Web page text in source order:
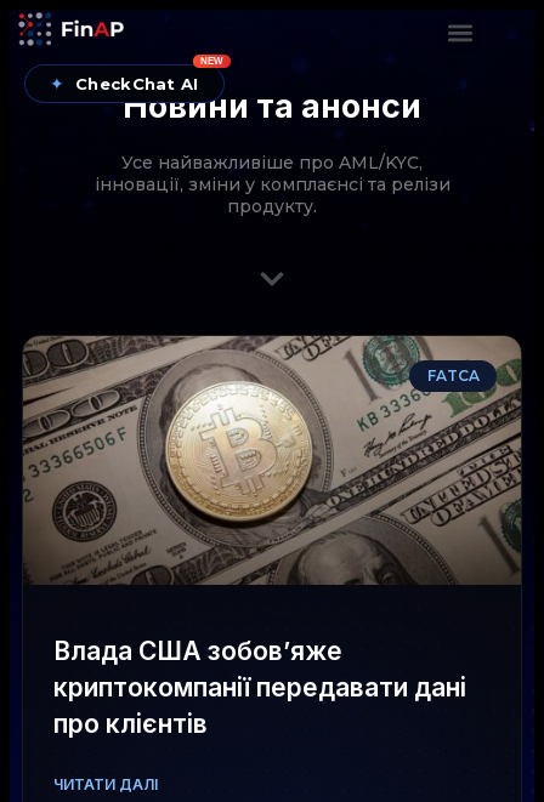
✦ CheckChat AI
NEW
Новини та анонси
Усе найважливіше про AML/KYC,
інновації, зміни у комплаєнсі та релізи
продукту.
FATCA
Влада США зобов’яже
криптокомпанії передавати дані
про клієнтів
ЧИТАТИ ДАЛІ